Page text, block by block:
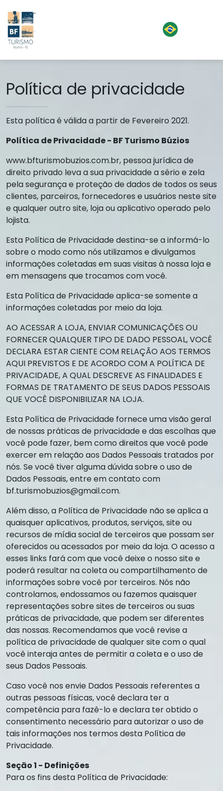
Política de privacidade
Esta política é válida a partir de Fevereiro 2021.
Política de Privacidade - BF Turismo Búzios
www.bfturismobuzios.com.br, pessoa jurídica de
direito privado leva a sua privacidade a sério e zela
pela segurança e proteção de dados de todos os seus
clientes, parceiros, fornecedores e usuários neste site
e qualquer outro site, loja ou aplicativo operado pelo
lojista.
Esta Política de Privacidade destina-se a informá-lo
sobre o modo como nós utilizamos e divulgamos
informações coletadas em suas visitas à nossa loja e
em mensagens que trocamos com você.
Esta Política de Privacidade aplica-se somente a
informações coletadas por meio da loja.
AO ACESSAR A LOJA, ENVIAR COMUNICAÇÕES OU
FORNECER QUALQUER TIPO DE DADO PESSOAL, VOCÊ
DECLARA ESTAR CIENTE COM RELAÇÃO AOS TERMOS
AQUI PREVISTOS E DE ACORDO COM A POLÍTICA DE
PRIVACIDADE, A QUAL DESCREVE AS FINALIDADES E
FORMAS DE TRATAMENTO DE SEUS DADOS PESSOAIS
QUE VOCÊ DISPONIBILIZAR NA LOJA.
Esta Política de Privacidade fornece uma visão geral
de nossas práticas de privacidade e das escolhas que
você pode fazer, bem como direitos que você pode
exercer em relação aos Dados Pessoais tratados por
nós. Se você tiver alguma dúvida sobre o uso de
Dados Pessoais, entre em contato com
bf.turismobuzios@gmail.com.
Além disso, a Política de Privacidade não se aplica a
quaisquer aplicativos, produtos, serviços, site ou
recursos de mídia social de terceiros que possam ser
oferecidos ou acessados por meio da loja. O acesso a
esses links fará com que você deixe o nosso site e
poderá resultar na coleta ou compartilhamento de
informações sobre você por terceiros. Nós não
controlamos, endossamos ou fazemos quaisquer
representações sobre sites de terceiros ou suas
práticas de privacidade, que podem ser diferentes
das nossas. Recomendamos que você revise a
política de privacidade de qualquer site com o qual
você interaja antes de permitir a coleta e o uso de
seus Dados Pessoais.
Caso você nos envie Dados Pessoais referentes a
outras pessoas físicas, você declara ter a
competência para fazê-lo e declara ter obtido o
consentimento necessário para autorizar o uso de
tais informações nos termos desta Política de
Privacidade.
Seção 1 - Definições
Para os fins desta Política de Privacidade: